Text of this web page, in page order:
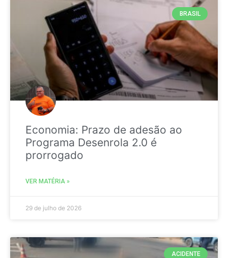
BRASIL
Economia: Prazo de adesão ao
Programa Desenrola 2.0 é
prorrogado
VER MATÉRIA »
29 de julho de 2026
ACIDENTE